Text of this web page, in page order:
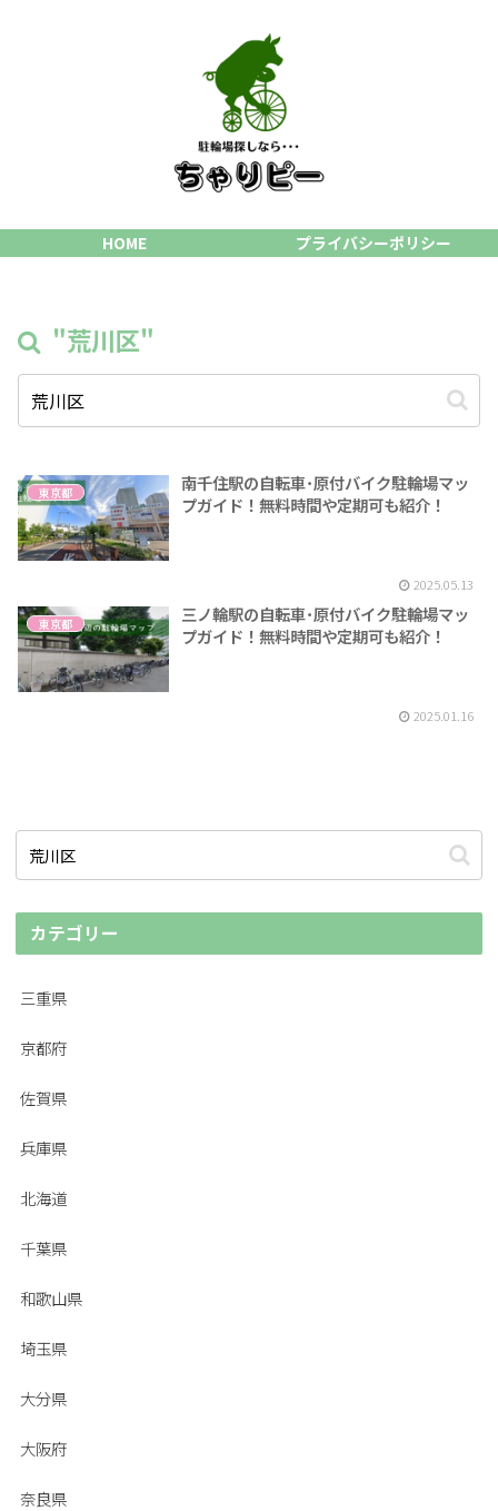
HOME プライバシーポリシー
"荒川区"
東京都
南千住駅の自転車･原付バイク駐輪場マッ
プガイド！無料時間や定期可も紹介！
2025.05.13
東京都
三ノ輪駅の自転車･原付バイク駐輪場マッ
プガイド！無料時間や定期可も紹介！
2025.01.16
カテゴリー
三重県
京都府
佐賀県
兵庫県
北海道
千葉県
和歌山県
埼玉県
大分県
大阪府
奈良県